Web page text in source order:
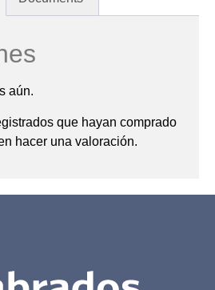
aún.
que hayan comprado
hacer una valoración.